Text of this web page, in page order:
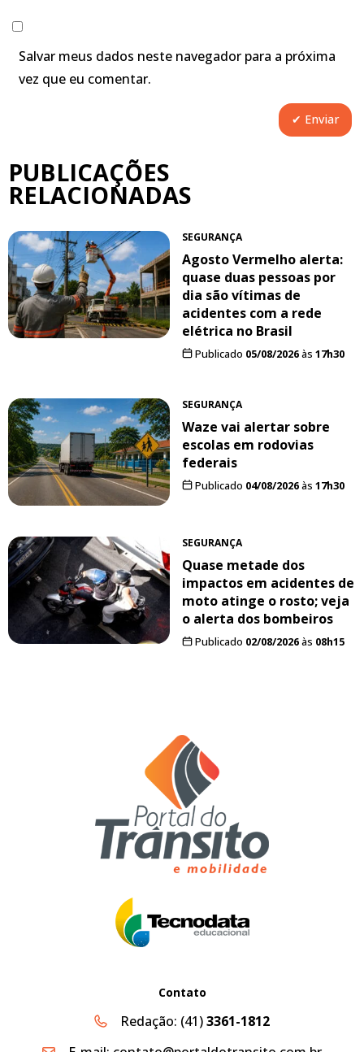
Salvar meus dados neste navegador para a próxima
vez que eu comentar.
PUBLICAÇÕES
RELACIONADAS
SEGURANÇA
Agosto Vermelho alerta:
quase duas pessoas por
dia são vítimas de
acidentes com a rede
elétrica no Brasil
Publicado 05/08/2026às 17h30
SEGURANÇA
Waze vai alertar sobre
escolas em rodovias
federais
Publicado 04/08/2026às 17h30
SEGURANÇA
Quase metade dos
impactos em acidentes de
moto atinge o rosto; veja
o alerta dos bombeiros
Publicado 02/08/2026às 08h15
Contato
Redação: (41)3361-1812